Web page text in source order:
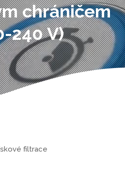
chráničem
240 V)
filtrace